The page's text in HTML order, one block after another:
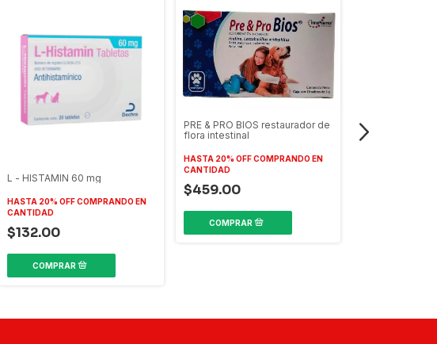
L - HISTAMIN 60 mg
HASTA 20% OFF COMPRANDO EN
CANTIDAD
$132.00
PRE & PRO BIOS restaurador de
flora intestinal
HASTA 20% OFFCOMPRANDO EN
CANTIDAD
$459.00